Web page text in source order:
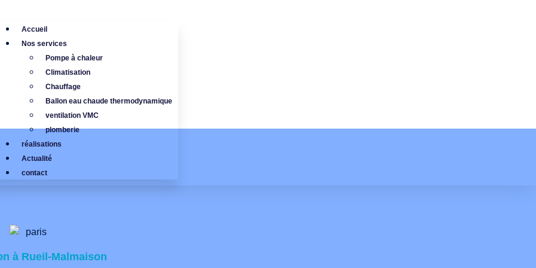
Accueil
Nos services
Pompe à chaleur
Climatisation
Chauffage
Ballon eau chaude thermodynamique
ventilation VMC
plomberie
réalisations
Actualité
contact
à Rueil-Malmaison